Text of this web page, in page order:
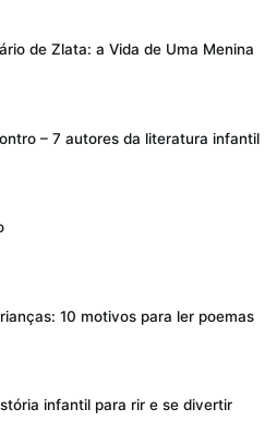
de Zlata: a Vida de Uma Menina
– 7 autores da literatura infantil
10 motivos para ler poemas
infantil para rir e se divertir